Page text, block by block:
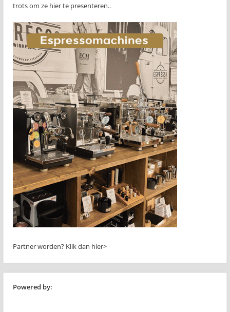
trots om ze hier te presenteren..
Partner worden? Klik dan hier>
Powered by: